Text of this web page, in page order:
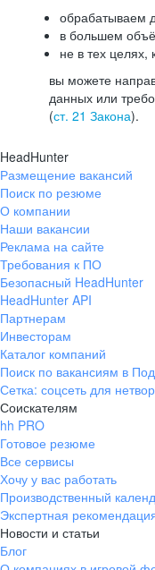
обрабатываем
в большем
не в тех целях,
вы можете
данных или
(ст. 21 Закона).
HeadHunter
Размещение вакансий
Поиск по резюме
О компании
Наши вакансии
Реклама на сайте
Требования к ПО
Безопасный HeadHunter
HeadHunter API
Партнерам
Инвесторам
Каталог компаний
Поиск по вакансиям в
Сетка: соцсеть для
Соискателям
hh PRO
Готовое резюме
Все сервисы
Хочу у вас работать
Производственный
Экспертная
Новости и статьи
Блог